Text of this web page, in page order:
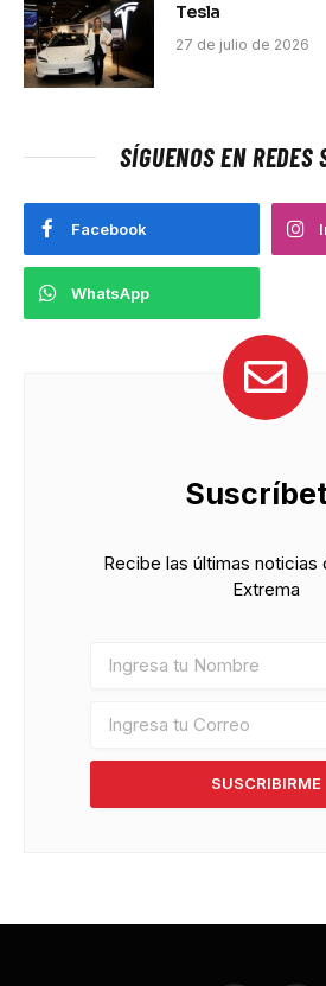
Tesla
27 de julio de 2026
SÍGUENOS EN REDES
Facebook
WhatsApp
Recibe las últimas noticias
Extrema
SUSCRIBIRME